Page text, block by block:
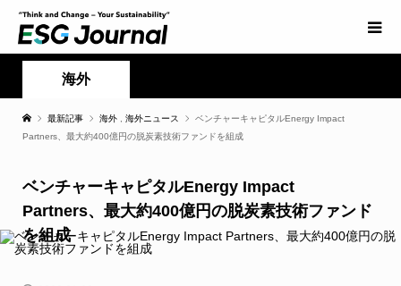
海外
最新記事 海外 海外ニュース
ベンチャーキャピタルEnergy Impact
Partners、最大約400億円の脱炭素技術ファンドを組成
ベンチャーキャピタルEnergy Impact
Partners、最大約400億円の脱炭素技術ファンド
を組成